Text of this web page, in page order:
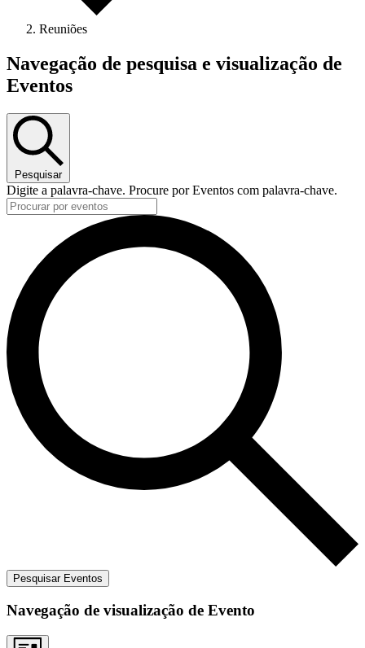
Reuniões
Eventos
Navegação de pesquisa e visualização de
Eventos
Pesquisar
Digite a palavra-chave. Procure por Eventos com palavra-chave.
Pesquisar Eventos
Navegação de visualização de Evento